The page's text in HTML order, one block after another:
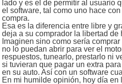
lado y es el de permitir al usuario
el software, tal como uno hace
compra.
Esa es la diferencia entre libre y
deja a su comprador la libertad de
Imaginen sino como sería
no lo puedan abrir para ver el
respuestos, tunearlo, prestarlo ni
si tuvieran que pagar un extra
en su auto. Así con un software
En mi humilde opinión, hoy día